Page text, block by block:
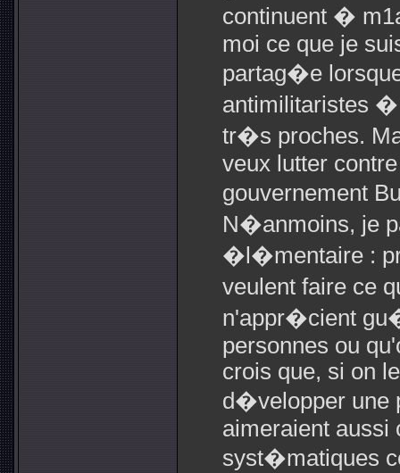
continuent �
moi ce que je
partag�e
antimilitaristes �
tr�s proches.
veux lutter
gouvernement
N�anmoins, je
�l�mentaire :
veulent faire ce
n'appr�cient
personnes ou
crois que, si on
d�velopper une
aimeraient aussi
syst�matiques